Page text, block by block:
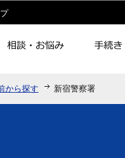
の本文へ移動
から探す 新宿警察署